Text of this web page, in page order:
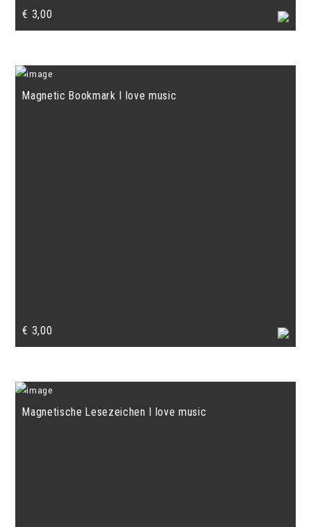
€ 3,00
Magnetic Bookmark I love music
€ 3,00
Magnetische Lesezeichen I love music